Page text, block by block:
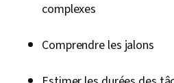
complexes
Comprendre les jalons